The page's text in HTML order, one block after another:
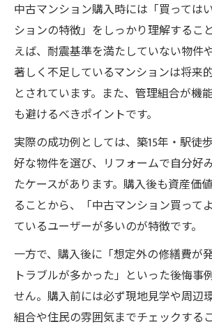
中古マンション購入時には「買っては
ションの特徴」をしっかり理解するこ
えば、耐震基準を満たしていない物件
著しく不足しているマンションは将来
とされています。また、管理組合が機
も避けるべきポイントです。
実際の成功例としては、築15年・駅徒
好な物件を選び、リフォームで自分好
たケースがあります。購入後も資産価
ることから、「中古マンション買って
ているユーザーが多いのが特徴です。
一方で、購入後に「想定外の修繕費が
トラブルが多かった」といった後悔事
せん。購入前には必ず現地見学や周辺
組合や住民の雰囲気までチェックする